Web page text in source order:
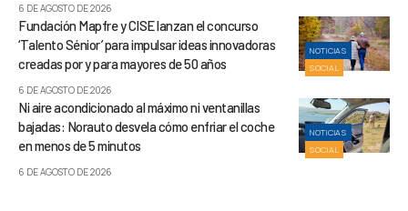
6 DE AGOSTO DE 2026
NOTICIAS
SOCIAL
Fundación Mapfre y CISE lanzan el concurso
‘Talento Sénior’ para impulsar ideas innovadoras
creadas por y para mayores de 50 años
6 DE AGOSTO DE 2026
NOTICIAS
SOCIAL
Ni aire acondicionado al máximo ni ventanillas
bajadas: Norauto desvela cómo enfriar el coche
en menos de 5 minutos
6 DE AGOSTO DE 2026